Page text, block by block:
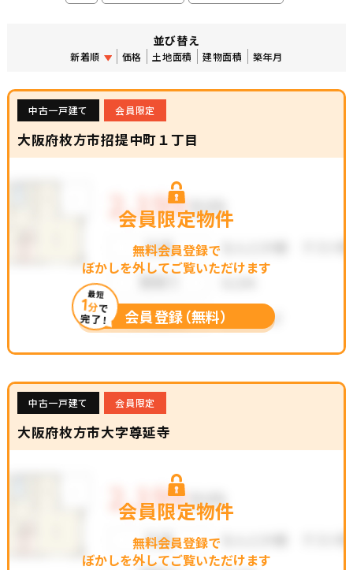
並び替え
新着順 価格 土地面積 建物面積 築年月
中古一戸建て 会員限定
大阪府枚方市招提中町１丁目
会員限定物件
無料会員登録で
ぼかしを外してご覧いただけます
最短
1分で
完了！ 会員登録（無料）
中古一戸建て 会員限定
大阪府枚方市大字尊延寺
会員限定物件
無料会員登録で
ぼかしを外してご覧いただけます